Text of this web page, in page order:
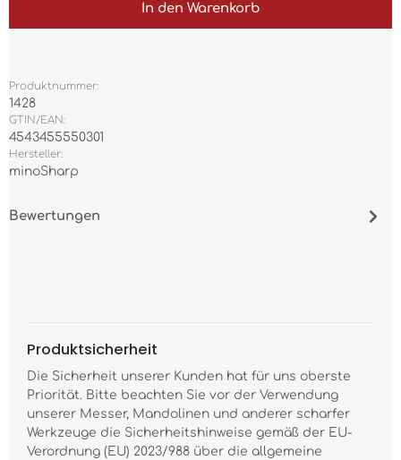
In den Warenkorb
Produktnummer:
1428
GTIN/EAN:
4543455550301
Hersteller:
minoSharp
Bewertungen
Produktsicherheit
Die Sicherheit unserer Kunden hat für uns oberste
Priorität. Bitte beachten Sie vor der Verwendung
unserer Messer, Mandolinen und anderer scharfer
Werkzeuge die Sicherheitshinweise gemäß der EU-
Verordnung (EU) 2023/988 über die allgemeine